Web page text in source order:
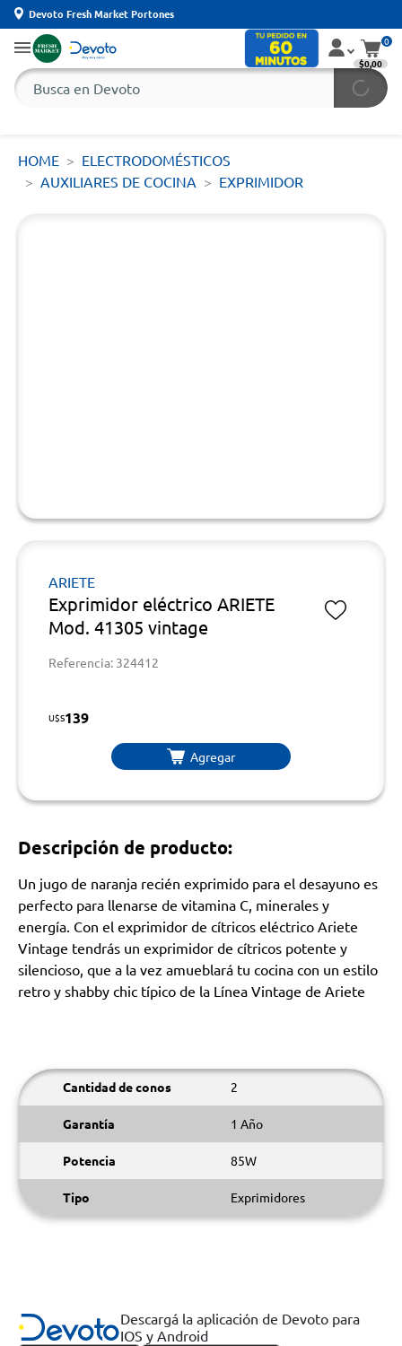
Devoto Fresh Market Portones
0
$0,00
HOME
ELECTRODOMÉSTICOS
AUXILIARES DE COCINA
EXPRIMIDOR
ARIETE
Exprimidor eléctrico ARIETE
Mod. 41305 vintage
Referencia: 324412
U$S139
Agregar
Descripción de producto:
Un jugo de naranja recién exprimido para el desayuno es
perfecto para llenarse de vitamina C, minerales y
energía. Con el exprimidor de cítricos eléctrico Ariete
Vintage tendrás un exprimidor de cítricos potente y
silencioso, que a la vez amueblará tu cocina con un estilo
retro y shabby chic típico de la Línea Vintage de Ariete
Cantidad de conos 2
Garantía 1 Año
Potencia 85W
Tipo Exprimidores
Descargá la aplicación de Devoto para
IOS y Android